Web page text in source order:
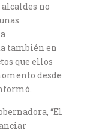
no
también en
que ellos
desde
“El